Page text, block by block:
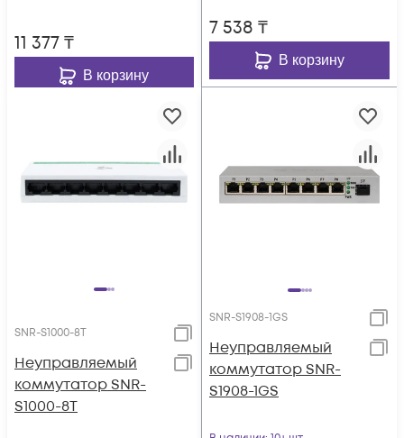
11 377₸
В корзину
7 538 ₸
В корзину
SNR-S1000-8T
Неуправляемый
коммутатор SNR-
S1000-8T
SNR-S1908-1GS
Неуправляемый
коммутатор SNR-
S1908-1GS